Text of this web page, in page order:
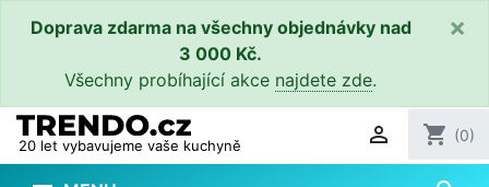
Doprava zdarma na všechny objednávky nad
3 000 Kč.
Všechny probíhající akce najdete zde.
×
20 let vybavujeme vaše kuchyně  shopping_cart (0)